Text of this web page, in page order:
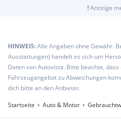
!Anzeige
HINWEIS:Alle Angaben ohne Gewähr.
Ausstattungen) handelt es sich um
Daten von Autovista. Bitte beachte,
Fahrzeugangebot zu Abweichungen
dich bitte an den Anbieter.
Startseite
Auto & Motor